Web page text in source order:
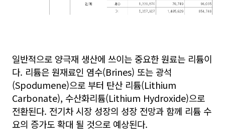
일반적으로 양극재 생산에 쓰이는 중요한 원료는 리튬이
다. 리튬은 원재료인 염수(Brines) 또는 광석
(Spodumene)으로 부터 탄산 리튬(Lithium
Carbonate), 수산화리튬(Lithium Hydroxide)으로
전환된다. 전기차 시장 성장의 성장 전망과 함께 리튬 수
요의 증가도 확대 될 것으로 예상된다.